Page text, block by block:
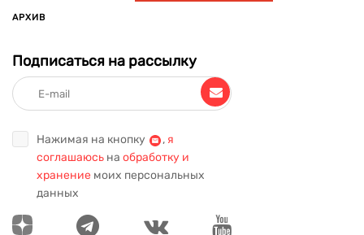
АРХИВ
Подписаться на рассылку
Нажимая на кнопку , я
соглашаюсь на обработку и
хранение моих персональных
данных